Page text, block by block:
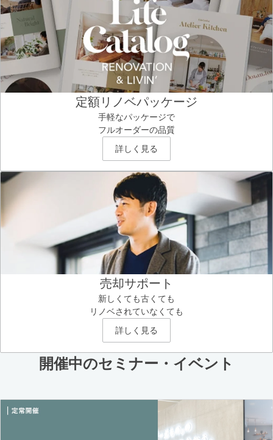
定額リノベパッケージ
手軽なパッケージで
フルオーダーの品質
詳しく見る
売却サポート
新しくても古くても
リノベされていなくても
詳しく見る
開催中のセミナー・イベント